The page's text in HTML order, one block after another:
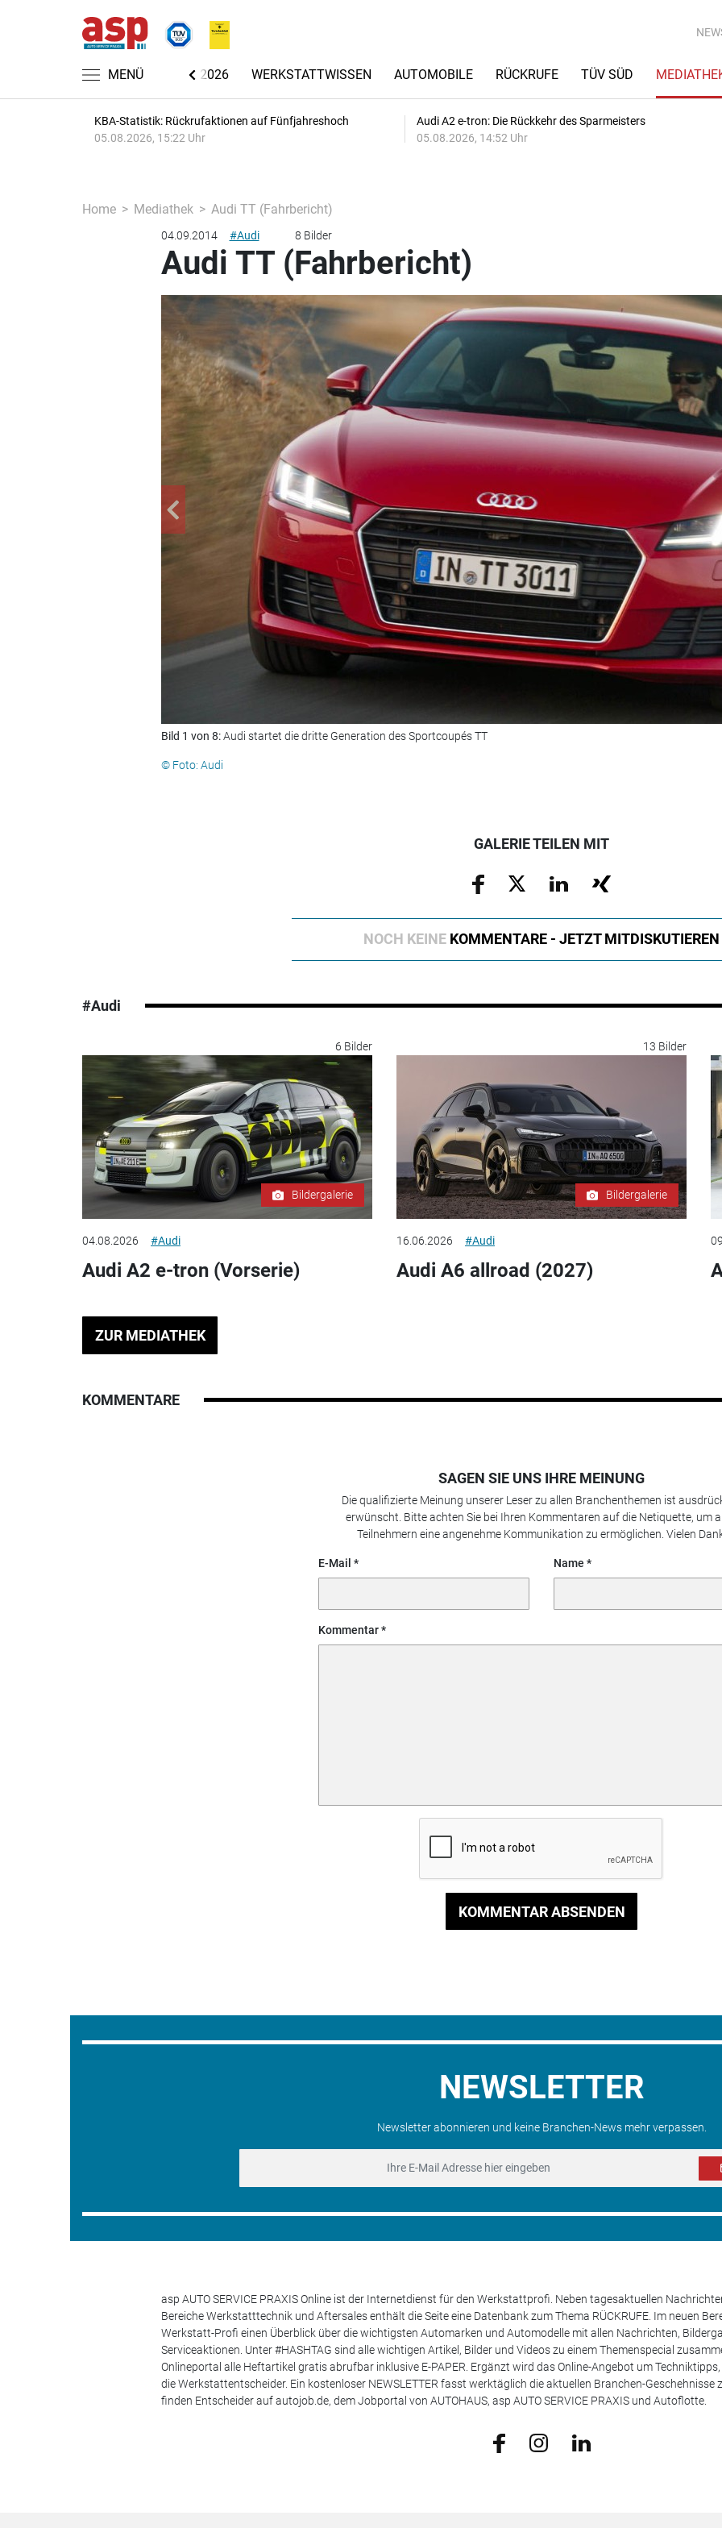
MENÜ
AUTOMECHANIKA 2026 WERKSTATTWISSEN AUTOMOBILE RÜCKRUFE TÜV SÜD
KBA-Statistik: Rückrufaktionen auf Fünfjahreshoch
05.08.2026, 15:22 Uhr
Audi A2 e-tron: Die Rückkehr des Sparmeisters
05.08.2026, 14:52 Uhr
Home Mediathek Audi TT (Fahrbericht)
04.09.2014 #Audi 8 Bilder
Audi TT (Fahrbericht)
Bild 1 von 8:Audi startet die dritte Generation des Sportcoupés TT
© Foto: Audi
GALERIE TEILEN MIT
NOCH KEINE KOMMENTARE - JETZT MITDISKUTIEREN
#Audi
6 Bilder
Bildergalerie
04.08.2026 #Audi
Audi A2 e-tron (Vorserie)
13 Bilder
Bildergalerie
16.06.2026 #Audi
Audi A6 allroad (2027)
ZUR MEDIATHEK
KOMMENTARE
SAGEN SIE UNS IHRE MEINUNG
Die qualifizierte Meinung unserer Leser zu allen Branchenthemen ist
erwünscht. Bitte achten Sie bei Ihren Kommentaren auf die Netiquette, um
Teilnehmern eine angenehme Kommunikation zu ermöglichen. Vielen
E-Mail Name
Kommentar
KOMMENTAR ABSENDEN
NEWSLETTER
Newsletter abonnieren und keine Branchen-News mehr verpassen.
asp AUTO SERVICE PRAXIS Online ist der Internetdienst für den Werkstattprofi. Neben tagesaktuellen
Bereiche Werkstatttechnik und Aftersales enthält die Seite eine Datenbank zum Thema RÜCKRUFE. Im neuen
Werkstatt-Profi einen Überblick über die wichtigsten Automarken und Automodelle mit allen Nachrichten,
Serviceaktionen. Unter #HASHTAG sind alle wichtigen Artikel, Bilder und Videos zu einem Themenspecial
Onlineportal alle Heftartikel gratis abrufbar inklusive E-PAPER. Ergänzt wird das Online-Angebot um
die Werkstattentscheider. Ein kostenloser NEWSLETTER fasst werktäglich die aktuellen Branchen-Geschehnisse
finden Entscheider auf autojob.de, dem Jobportal von AUTOHAUS, asp AUTO SERVICE PRAXIS und Autoflotte.